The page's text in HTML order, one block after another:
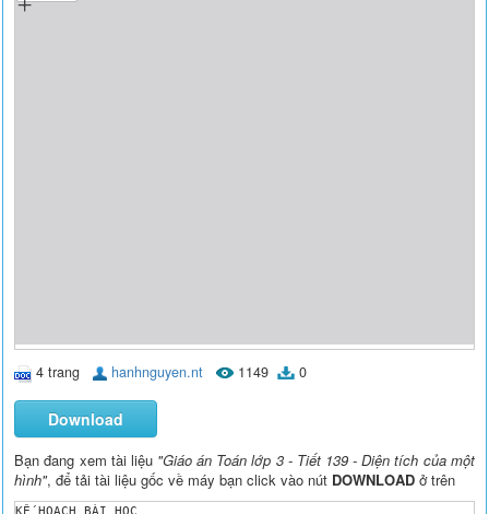
4 trang hanhnguyen.nt 1149 0
Download
Bạn đang xem tài liệu "Giáo án Toán lớp 3 - Tiết 139 - Diện tích của một
hình", để tải tài liệu gốc về máy bạn click vào nút DOWNLOAD ở trên
KẾ HOẠCH BÀI HỌC